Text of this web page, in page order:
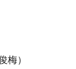
梅）